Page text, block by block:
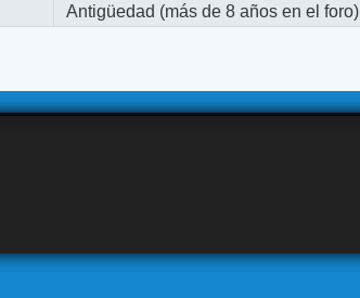
Antigüedad (más de 8 años en el foro)